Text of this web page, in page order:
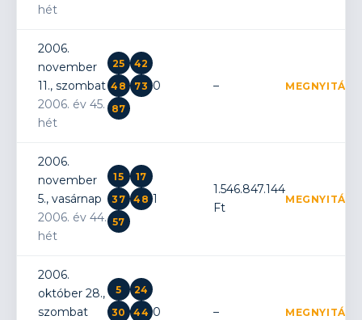
hét
2006.
november
11., szombat
2006. év 45.
hét
25
42
48
73
87
0 – MEGNYITÁS
2006.
november
5., vasárnap
2006. év 44.
hét
15
17
37
48
57
1
1.546.847.144
Ft
MEGNYITÁS
2006.
október 28.,
szombat
5
24
30
44 0 – MEGNYITÁS